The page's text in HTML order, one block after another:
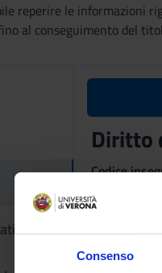
Consenso
reperire le
al conseguimento del
Diritto
Codice
4S008442